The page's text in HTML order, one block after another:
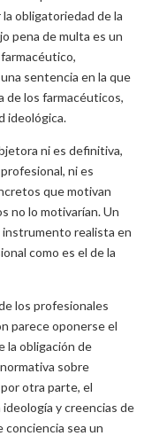
obligatoriedad de la
pena de multa es un
sentencia en la que
de los farmacéuticos,
ideológica.
ni es definitiva,
ni es
que motivan
no lo motivarían. Un
realista en
como es el de la
los profesionales
parece oponerse el
la obligación de
sobre
otra parte, el
y creencias de
conciencia sea un